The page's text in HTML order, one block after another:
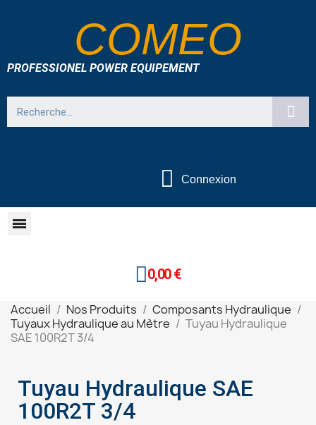
COMEO
PROFESSIONEL POWER EQUIPEMENT
Connexion
0,00 €
Accueil Nos Produits
Composants Hydraulique
Tuyaux Hydraulique au Mètre
Tuyau Hydraulique
SAE 100R2T 3/4
Tuyau Hydraulique SAE
100R2T 3/4